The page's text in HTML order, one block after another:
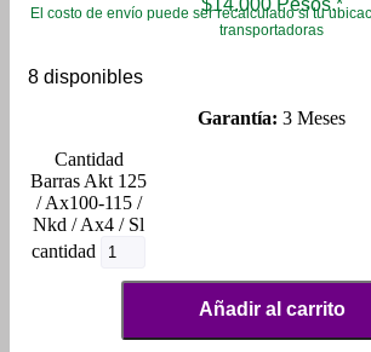
$14.000 Pesos.*
El costo de envío puede ser recalculado si tu
transportadoras
8 disponibles
Garantía: 3 Meses
Barras Akt 125
/ Ax100-115 /
Nkd / Ax4 / Sl
cantidad
Añadir al carrito